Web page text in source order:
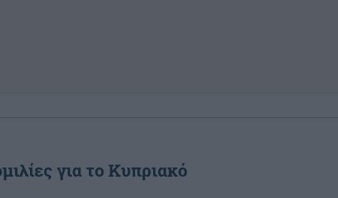
για το Κυπριακό